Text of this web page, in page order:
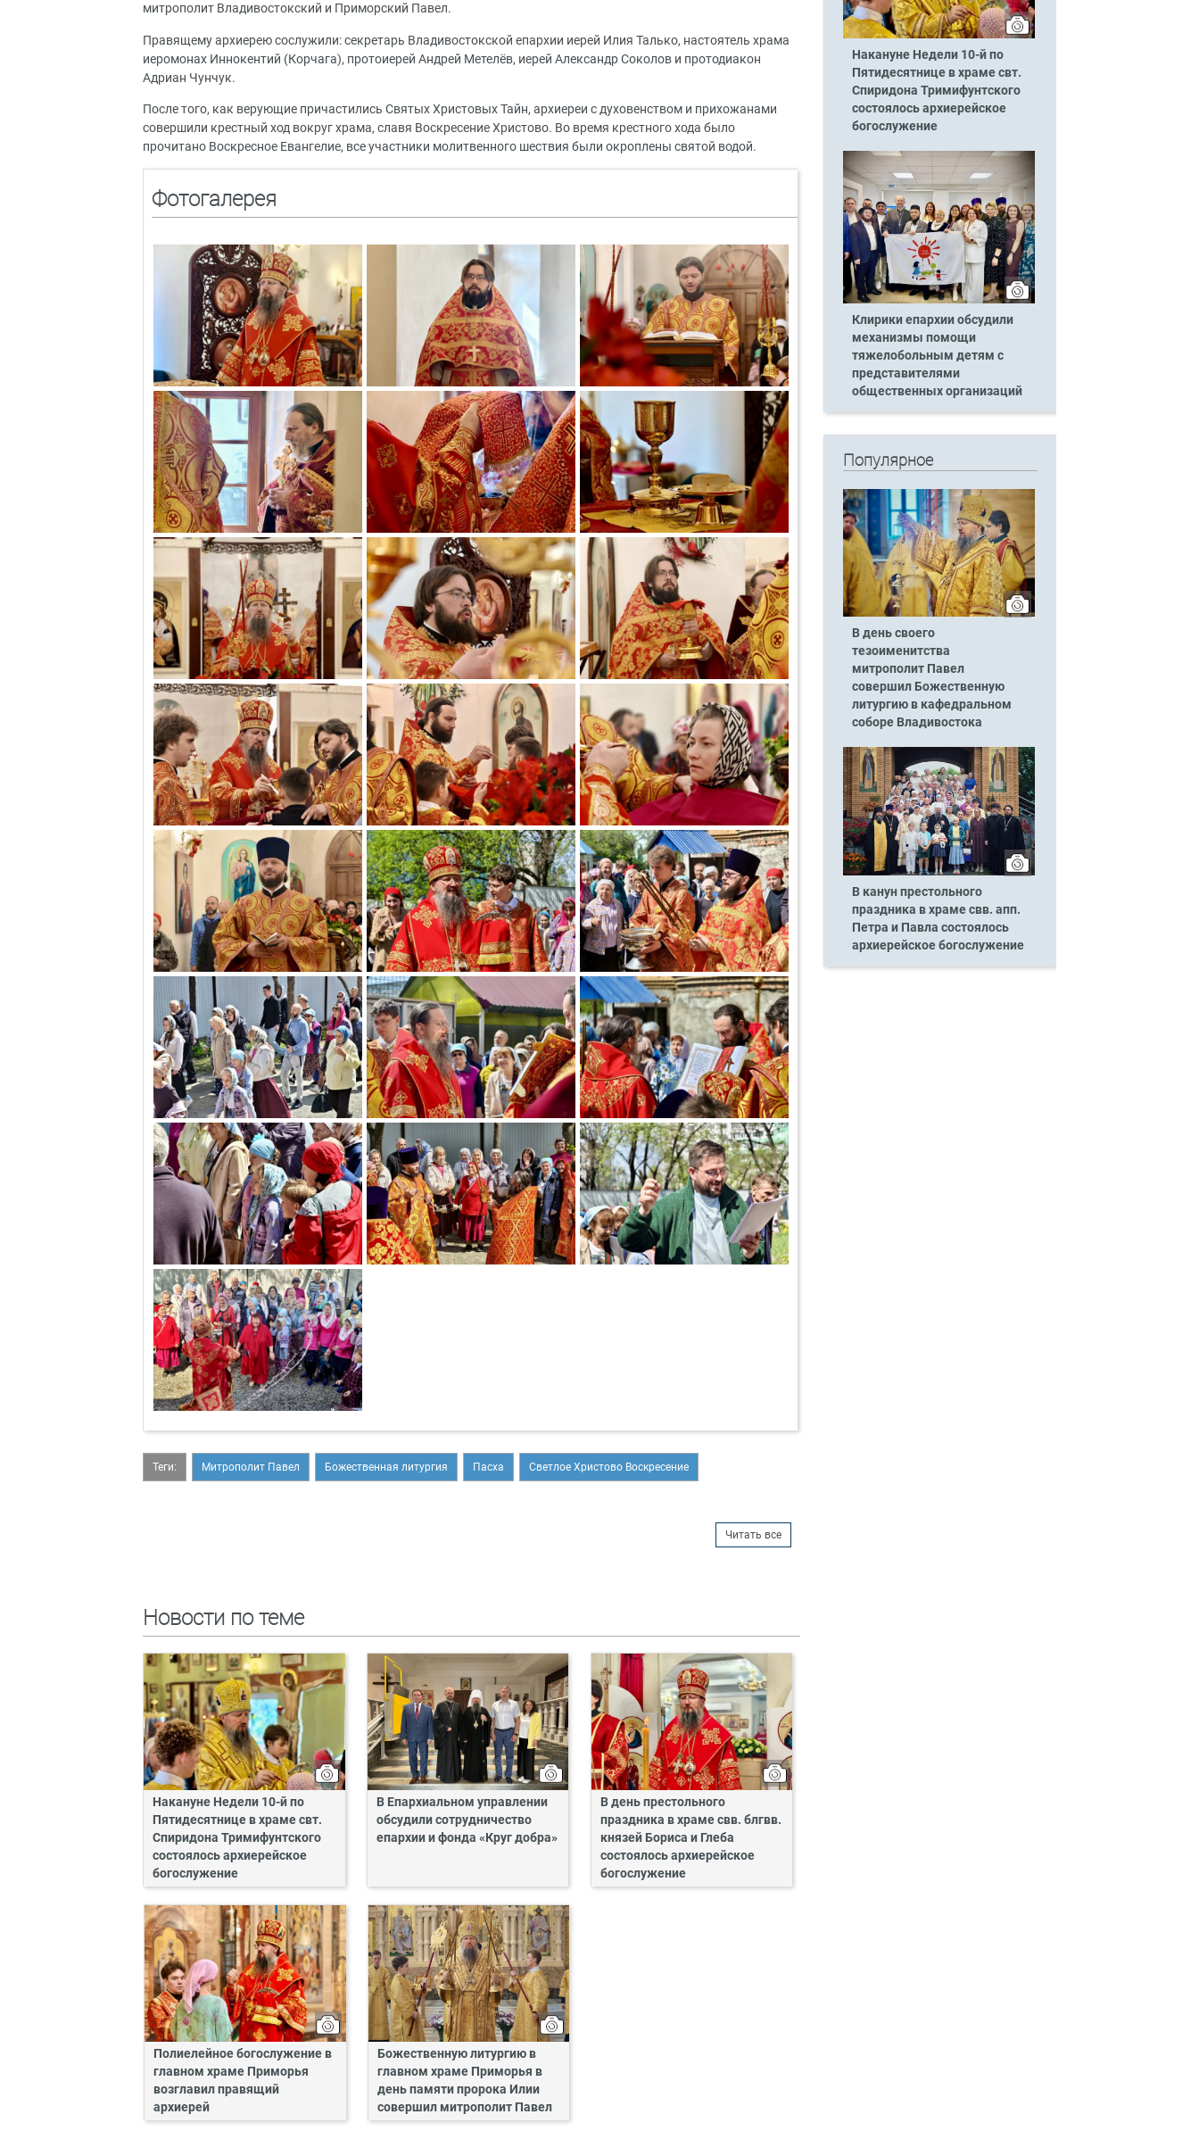
митрополит Владивостокский и Приморский Павел.
Правящему архиерею сослужили: секретарь Владивостокской епархии иерей Илия Талько, настоятель храма
иеромонах Иннокентий (Корчага), протоиерей Андрей Метелёв, иерей Александр Соколов и протодиакон
Адриан Чунчук.
После того, как верующие причастились Святых Христовых Тайн, архиереи с духовенством и прихожанами
совершили крестный ход вокруг храма, славя Воскресение Христово. Во время крестного хода было
прочитано Воскресное Евангелие, все участники молитвенного шествия были окроплены святой водой.
Фотогалерея
Теги: Митрополит Павел Божественная литургия Пасха Светлое Христово Воскресение
Читать все
Новости по теме
Накануне Недели 10-й по
Пятидесятнице в храме свт.
Спиридона Тримифунтского
состоялось архиерейское
богослужение
В Епархиальном управлении
обсудили сотрудничество
епархии и фонда «Круг добра»
В день престольного
праздника в храме свв. блгвв.
князей Бориса и Глеба
состоялось архиерейское
богослужение
Полиелейное богослужение в
главном храме Приморья
возглавил правящий
архиерей
Божественную литургию в
главном храме Приморья в
день памяти пророка Илии
совершил митрополит Павел
Накануне Недели 10-й по
Пятидесятнице в храме свт.
Спиридона Тримифунтского
состоялось архиерейское
богослужение
Клирики епархии обсудили
механизмы помощи
тяжелобольным детям с
представителями
общественных организаций
Популярное
В день своего
тезоименитства
митрополит Павел
совершил Божественную
литургию в кафедральном
соборе Владивостока
В канун престольного
праздника в храме свв. апп.
Петра и Павла состоялось
архиерейское богослужение